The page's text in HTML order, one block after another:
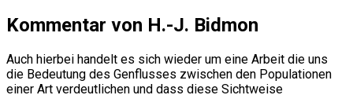
Kommentar von H.-J. Bidmon
Auch hierbei handelt es sich wieder um eine Arbeit die uns
die Bedeutung des Genflusses zwischen den Populationen
einer Art verdeutlichen und dass diese Sichtweise